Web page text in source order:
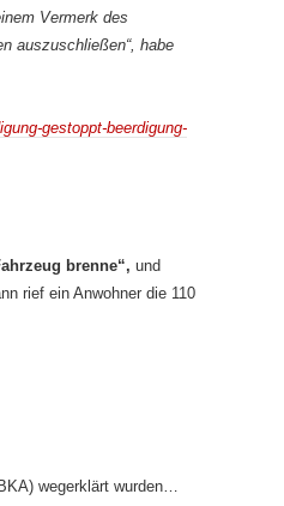
Vermerk des
auszuschließen“, habe
gestoppt-beerdigung-
brenne“, und
rief ein Anwohner die 110
wegerklärt wurden…